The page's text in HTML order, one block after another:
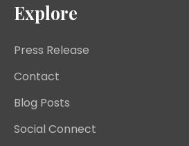
Explore
Press Release
Contact
Blog Posts
Social Connect